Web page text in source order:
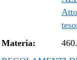
Materia: